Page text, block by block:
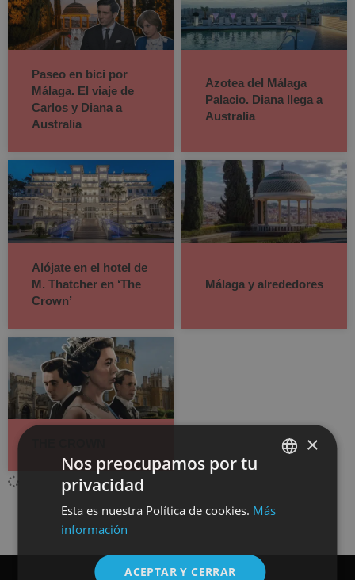
Paseo en bici por
Málaga. El viaje de
Carlos y Diana a
Australia
Azotea del Málaga
Palacio. Diana llega a
Australia
Alójate en el hotel de
M. Thatcher en ‘The
Crown’
Málaga y alrededores
ENGLISH
×
Nos preocupamos por tu
privacidad
Esta es nuestra Política de cookies. Más
información
ACEPTAR Y CERRAR